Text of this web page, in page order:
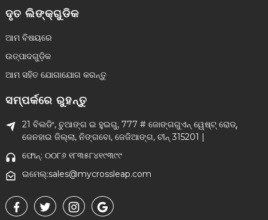
ଦୃତ ଲିଙ୍କ୍ଗୁଡିକ
ଆମ ବିଷୟରେ
ଉତ୍ପାଦଗୁଡ଼ିକ
ଆମ ସହିତ ଯୋଗାଯୋଗ କରନ୍ତୁ
ସମ୍ପର୍କରେ ରୁହନ୍ତୁ
21 ବିଲଡିଂ, ଚୁଆଙ୍ଗ ଇ ହୁଇଗୁ, 777 # ଜୋଙ୍ଗଗୁଏନ୍ ୱେଷ୍ଟ୍ ରୋଡ୍,
ଜେନହାଇ ଜିଲ୍ଲା, ନିଙ୍ଗବୋ, ଜେଜିଆଙ୍ଗ, ଚୀନ୍ 315201 |
ଫୋନ୍: ୦୦୮୬ ୧୮୩୫୮୪୧୯୩୯୯
ଇମେଲ୍:sales@mycrossleap.com